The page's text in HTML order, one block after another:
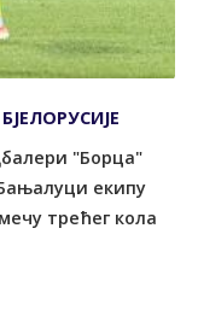
"Борца"
екипу
трећег кола